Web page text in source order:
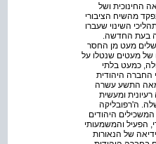
החינוכית ושל
מהשיח הציבורי
השינוי שעברו
בעת החדשה.
מעט מן החסר
של מעטים שנטלו על
כמעט בלתי
החברה היהודית
התשע עשרה
ומעשית
ה'רפובליקה
המשכילים היהודים
הפעיל והמשמעותי
של הנאורות